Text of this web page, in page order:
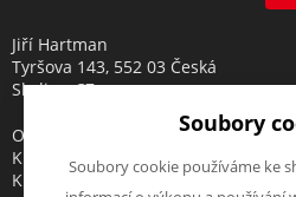
Jiří Hartman
Tyršova 143, 552 03 Česká
Skalice, CZ
Obchodní rejstřík vedený u
Krajského soudu v Hradci
Králové, oddíl A, vložka 18553
Soubory
Soubory cookie používáme ke